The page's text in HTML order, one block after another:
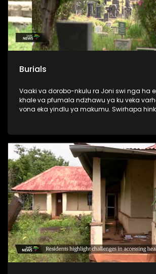
Burials
Vaaki va dorobo-nkulu ra Joni swi nga ha
khale va pfumala ndzhawu ya ku veka
vona eka yindlu ya makumu. Swirhapa